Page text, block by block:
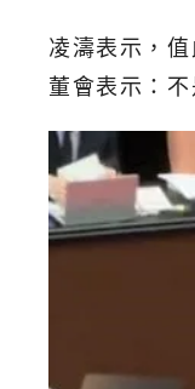
凌濤表示，
董會表示：不